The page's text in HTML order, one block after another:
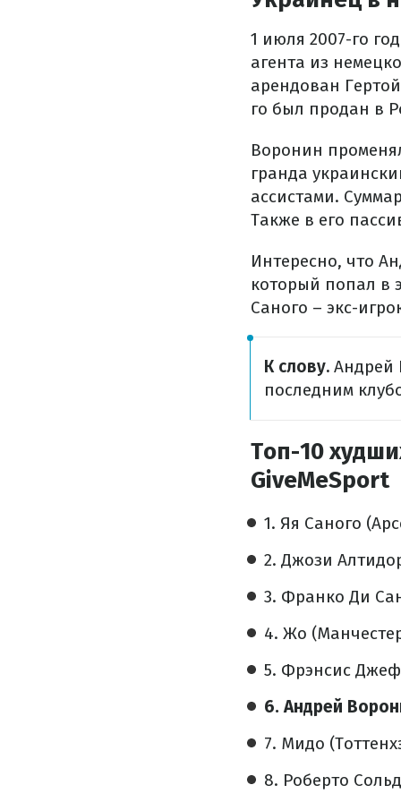
1 июля 2007-го
агента из
арендован
го был продан в
Воронин
гранда
ассистами.
Также в его
Интересно, что
который попал в
Саного – экс-
К слову. Андрей
последним
Топ-10
GiveMeSport
1. Яя Саного
2. Джози
3. Франко Ди
4. Жо
5. Фрэнсис
6. Андрей
7. Мидо
8. Роберто